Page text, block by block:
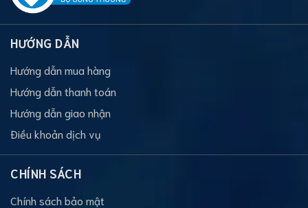
HƯỚNG DẪN
Hướng dẫn mua hàng
Hướng dẫn thanh toán
Hướng dẫn giao nhận
Điều khoản dịch vụ
CHÍNH SÁCH
Chính sách bảo mật